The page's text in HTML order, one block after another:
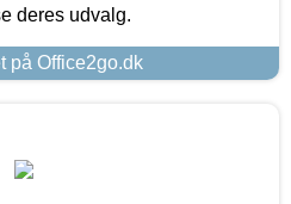
deres udvalg.
på Office2go.dk